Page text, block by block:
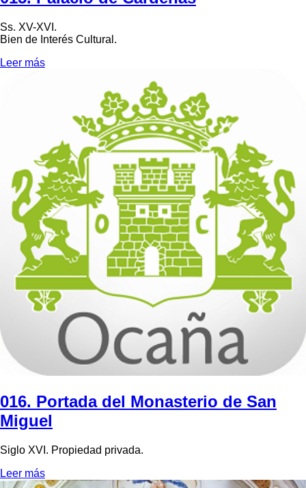
Ss. XV-XVI.
Bien de Interés Cultural.
Leer más
016. Portada del Monasterio de San
Miguel
Siglo XVI. Propiedad privada.
Leer más